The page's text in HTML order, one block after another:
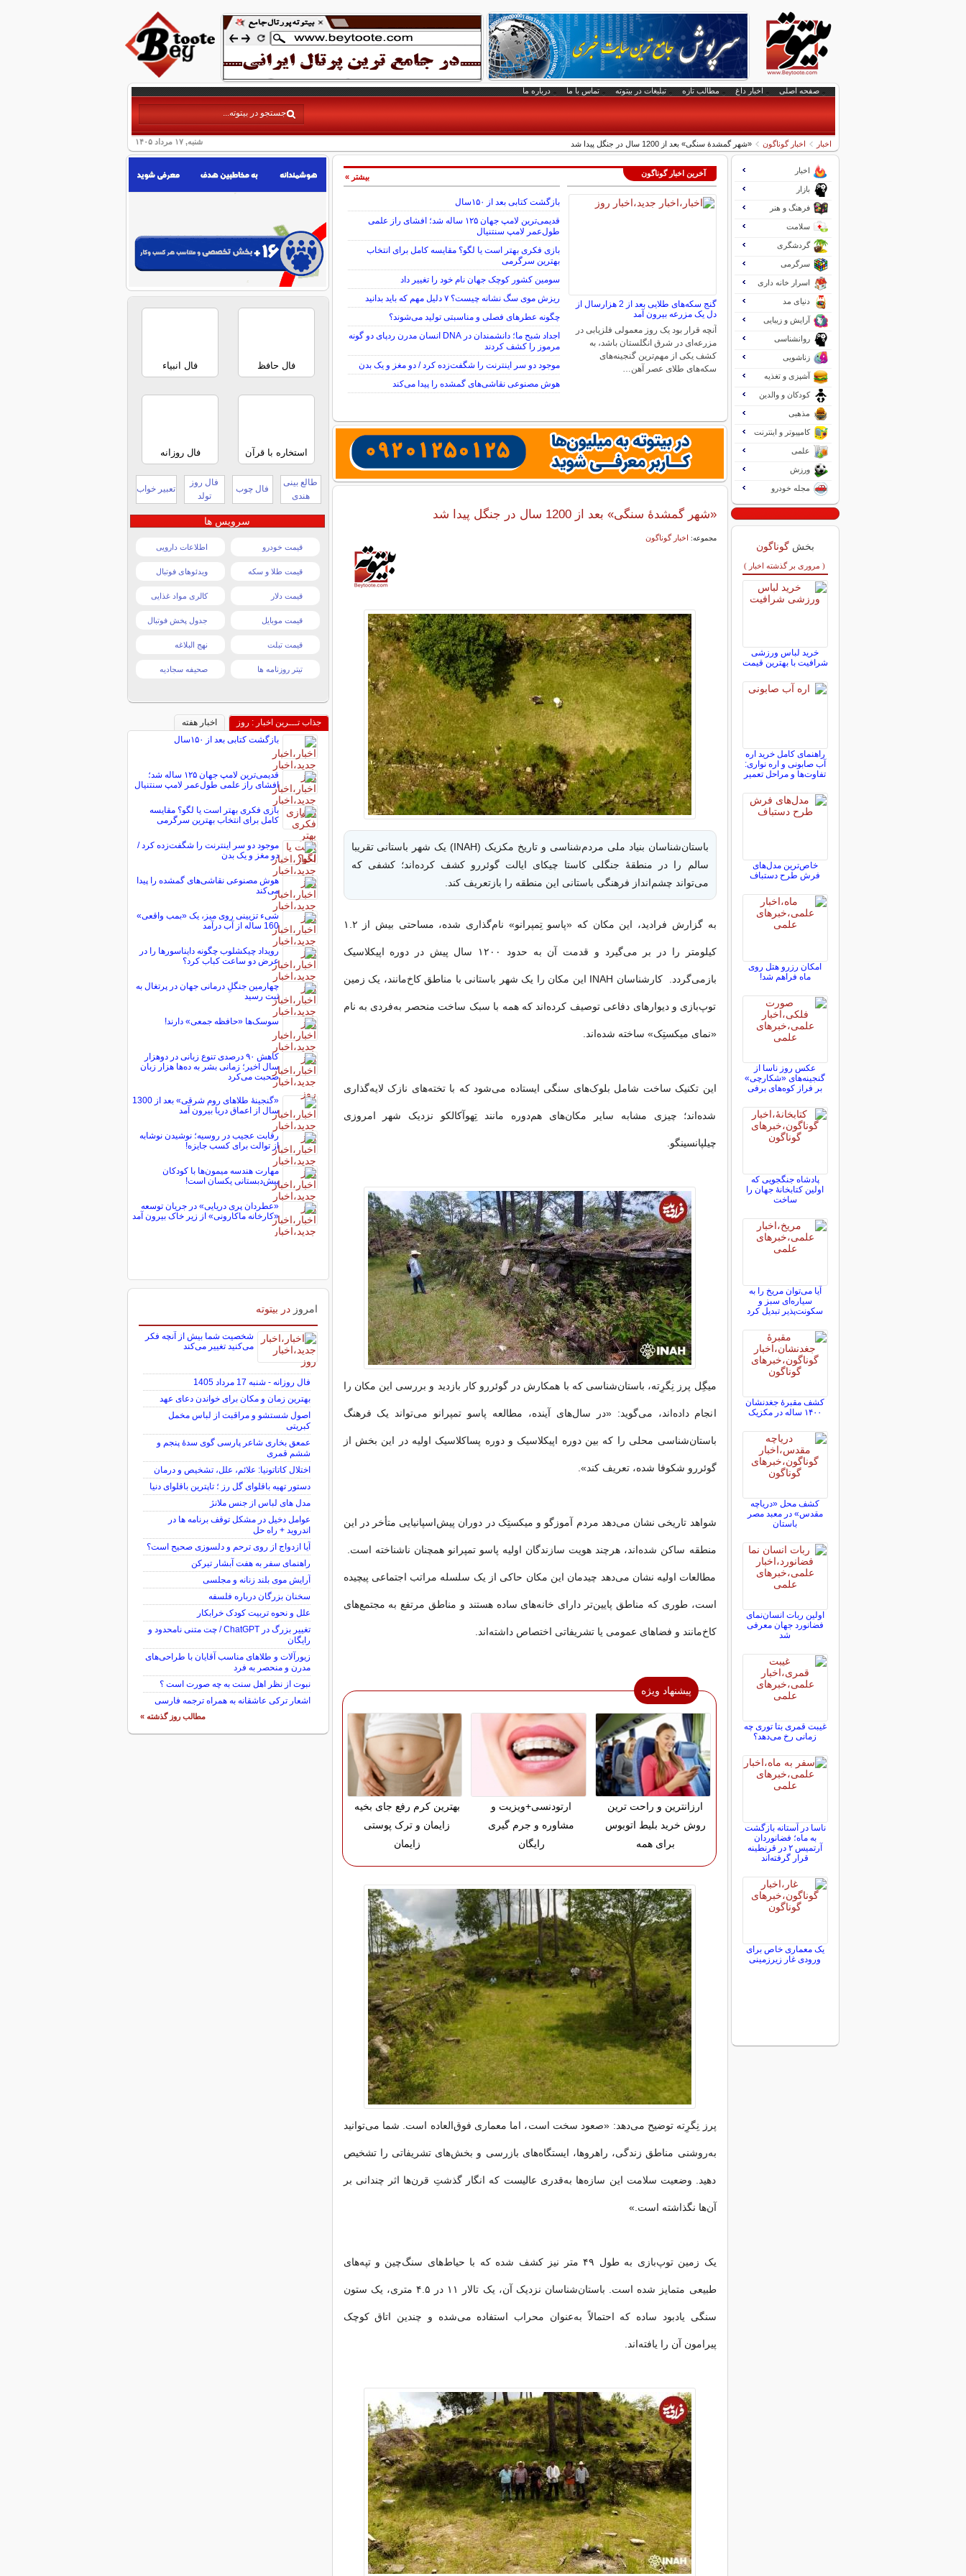
صفحه اصلی اخبار داغ مطالب تازه تبلیغات در بیتوته تماس با ما درباره ما
شنبه, ۱۷ مرداد ۱۴۰۵ اخبار اخبار گوناگون «شهر گمشدۀ سنگی» بعد از 1200 سال در جنگل پیدا شد
آخرین اخبار گوناگون
گنج سکه‌های طلایی بعد از 2 هزارسال از
دل یک مزرعه بیرون آمد
آنچه قرار بود یک روز معمولی فلزیابی در
مزرعه‌ای در شرق انگلستان باشد، به
کشف یکی از مهم‌ترین گنجینه‌های
سکه‌های طلای عصر آهن…
بازگشت کتابی بعد از ۱۵۰سال
قدیمی‌ترین لامپ جهان ۱۲۵ ساله شد؛ افشای راز علمی
طول‌عمر لامپ سنتنیال
بازی فکری بهتر است یا لگو؟ مقایسه کامل برای انتخاب
بهترین سرگرمی
سومین کشور کوچک جهان نام خود را تغییر داد
ریزش موی سگ نشانه چیست؟ ۷ دلیل مهم که باید بدانید
چگونه عطرهای فصلی و مناسبتی تولید می‌شوند؟
اجداد شبح ما؛ دانشمندان در DNA انسان مدرن ردپای دو گونه
مرموز را کشف کردند
موجود دو سر اینترنت را شگفت‌زده کرد / دو مغز و یک بدن
هوش مصنوعی نقاشی‌های گمشده را پیدا می‌کند
بیشتر »
«شهر گمشدۀ سنگی» بعد از 1200 سال در جنگل پیدا شد
مجموعه: اخبار گوناگون
باستان‌شناسان بنیاد ملی مردم‌شناسی و تاریخ مکزیک (INAH) یک شهر باستانی تقریبا
سالم را در منطقۀ جنگلی کاستا چیکای ایالت گوئررو کشف کرده‌اند؛ کشفی که
می‌تواند چشم‌انداز فرهنگی باستانی این منطقه را بازتعریف کند.
به گزارش فرادید، این مکان که «پاسو تِمپرانو» نام‌گذاری شده، مساحتی بیش از ۱.۲
کیلومتر را در بر می‌گیرد و قدمت آن به حدود ۱۲۰۰ سال پیش در دوره اپیکلاسیک
بازمی‌گردد. کارشناسان INAH این مکان را یک شهر باستانی با مناطق کاخ‌مانند، یک زمین
توپ‌بازی و دیوارهای دفاعی توصیف کرده‌اند که همه با سبک ساخت منحصر به‌فردی به نام
«نمای میکستِک» ساخته شده‌اند.
این تکنیک ساخت شامل بلوک‌های سنگی ایستاده می‌شود که با تخته‌های نازک لایه‌گذاری
شده‌اند؛ چیزی مشابه سایر مکان‌های هم‌دوره مانند تِهوآکالکو نزدیک شهر امروزی
چیلپانسینگو.
میگِل پرز نِگرِته، باستان‌شناسی که با همکارش در گوئررو کار بازدید و بررسی این مکان را
انجام داده‌اند، می‌گوید: «در سال‌های آینده، مطالعه پاسو تمپرانو می‌تواند یک فرهنگ
باستان‌شناسی محلی را که بین دوره اپیکلاسیک و دوره پساکلاسیک اولیه در این بخش از
گوئررو شکوفا شده، تعریف کند».
شواهد تاریخی نشان می‌دهد مردم آموزگو و میکستِک در دوران پیش‌اسپانیایی متأخر در این
منطقه ساکن شده‌اند، هرچند هویت سازندگان اولیه پاسو تمپرانو همچنان ناشناخته است.
مطالعات اولیه نشان می‌دهد چیدمان این مکان حاکی از یک سلسله مراتب اجتماعی پیچیده
است، طوری که مناطق پایین‌تر دارای خانه‌های ساده هستند و مناطق مرتفع به مجتمع‌های
کاخ‌مانند و فضاهای عمومی یا تشریفاتی اختصاص داشته‌اند.
پیشنهاد ویژه
ارزانترین و راحت ترین
روش خرید بلیط اتوبوس
برای همه
ارتودنسی+ویزیت و
مشاوره و جرم گیری
رایگان
بهترین کرم رفع جای بخیه
زایمان و ترک پوستی
زایمان
پرز نِگرِته توضیح می‌دهد: «صعود سخت است، اما معماری فوق‌العاده است. شما می‌توانید
به‌روشنی مناطق زندگی، راهروها، ایستگاه‌های بازرسی و بخش‌های تشریفاتی را تشخیص
دهید. وضعیت سلامت این سازه‌ها به‌قدری عالیست که انگار گذشتِ قرن‌ها اثر چندانی بر
آن‌ها نگذاشته است.»
یک زمین توپ‌بازی به طول ۴۹ متر نیز کشف شده که با حیاط‌های سنگ‌چین و تپه‌های
طبیعی متمایز شده است. باستان‌شناسان نزدیک آن، یک تالار ۱۱ در ۴.۵ متری، یک ستون
سنگی یادبود ساده که احتمالاً به‌عنوان محراب استفاده می‌شده و چندین اتاق کوچک
پیرامون آن را یافته‌اند.
اخبار
بازار
فرهنگ و هنر
سلامت
گردشگری
سرگرمی
اسرار خانه داری
دنیای مد
آرایش و زیبایی
روانشناسی
زناشویی
آشپزی و تغذیه
کودکان و والدین
مذهبی
کامپیوتر و اینترنت
علمی
ورزش
مجله خودرو
بخش گوناگون
( مروری بر گذشته اخبار )
خرید لباس ورزشی
شرافیت با بهترین قیمت
راهنمای کامل خرید اره
آب صابونی و اره نواری:
تفاوت‌ها و مراحل تعمیر
خاص‌ترین مدل‌های
فرش طرح دستباف
امکان رزرو هتل روی
ماه فراهم شد!
عکس روز ناسا از
گنجینه‌های «شکارچی»
بر فراز کوه‌های برفی
پادشاه جنگجویی که
اولین کتابخانۀ جهان را
ساخت
آیا می‌توان مریخ را به
سیاره‌ای سبز و
سکونت‌پذیر تبدیل کرد
کشف مقبرۀ جغدنشان
۱۴۰۰ ساله در مکزیک
کشف محل «دریاچه
مقدس» در معبد مصر
باستان
اولین ربات انسان‌نمای
فضانورد جهان معرفی
شد
غیبت قمری بتا توری چه
زمانی رخ می‌دهد؟
ناسا در آستانه بازگشت
به ماه؛ فضانوردان
آرتمیس ۲ در قرنطینه
قرار گرفته‌اند
یک معماری خاص برای
ورودی غار زیرزمینی
فال حافظ فال انبیاء
استخاره با قرآن فال روزانه
طالع بینی
هندی
فال چوب
فال روز
تولد
تعبیر خواب
سرویس ها
قیمت خودرو اطلاعات دارویی
قیمت طلا و سکه ویدئوهای فوتبال
قیمت دلار کالری مواد غذایی
قیمت موبایل جدول پخش فوتبال
قیمت تبلت نهج البلاغه
تیتر روزنامه ها صحیفه سجادیه
جذاب تـــرین اخبار : روز
اخبار هفته
بازگشت کتابی بعد از ۱۵۰سال
قدیمی‌ترین لامپ جهان ۱۲۵ ساله شد؛
افشای راز علمی طول‌عمر لامپ سنتنیال
بازی فکری بهتر است یا لگو؟ مقایسه
کامل برای انتخاب بهترین سرگرمی
موجود دو سر اینترنت را شگفت‌زده کرد /
دو مغز و یک بدن
هوش مصنوعی نقاشی‌های گمشده را پیدا
می‌کند
شیء تزیینی روی میز، یک «بمب واقعی»
160 ساله از آب درآمد
رویداد چیکشلوب چگونه دایناسورها را در
عرض دو ساعت کباب کرد؟
چهارمین جنگلِ درمانی جهان در پرتغال به
ثبت رسید
سوسک‌ها «حافظه جمعی» دارند!
کاهش ۹۰ درصدی تنوع زبانی در دوهزار
سال اخیر؛ زمانی بشر به ده‌ها هزار زبان
صحبت می‌کرد
«گنجینۀ طلاهای روم شرقی» بعد از 1300
سال از اعماق دریا بیرون آمد
رقابت عجیب در روسیه؛ نوشیدن نوشابه
از توالت برای کسب جایزه!
مهارت هندسه میمون‌ها با کودکان
پیش‌دبستانی یکسان است!
«عطردان پری دریایی» در جریان توسعه
«کارخانه ماکارونی» از زیر خاک بیرون آمد
امروز در بیتوته
شخصیت شما بیش از آنچه فکر
می‌کنید تغییر می‌کند
فال روزانه - شنبه 17 مرداد 1405
بهترین زمان و مکان برای خواندن دعای عهد
اصول شستشو و مراقبت از لباس مخمل
کبریتی
عمعق بخاری شاعر پارسی گوی سدهٔ پنجم و
ششم قمری
اختلال کاتاتونیا: علائم، علل، تشخیص و درمان
دستور تهیه باقلوای گل رز ؛ تاپترین باقلوای دنیا
مدل های لباس از جنس ملانژ
عوامل دخیل در مشکل توقف برنامه ها در
اندروید + راه حل
آیا ازدواج از روی ترحم و دلسوزی صحیح است؟
راهنمای سفر به هفت آبشار تیرکن
آرایش موی بلند زنانه و مجلسی
سخنان بزرگان درباره فلسفه
علل و نحوه تربیت کودک خرابکار
تغییر بزرگ در ChatGPT / چت متنی نامحدود و
رایگان
زیورآلات و طلاهای مناسب آقایان با طراحی‌های
مدرن و منحصر به فرد
نبوت از نظر اهل سنت به چه صورت است ؟
اشعار ترکی عاشقانه به همراه ترجمه فارسی
مطالب روز گذشته »